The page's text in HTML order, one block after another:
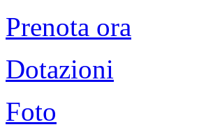
Prenota ora
Dotazioni
Foto